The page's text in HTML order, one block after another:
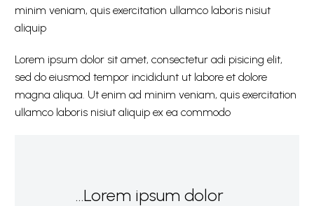
minim veniam, quis exercitation ullamco laboris nisiut
aliquip
Lorem ipsum dolor sit amet, consectetur adi pisicing elit,
sed do eiusmod tempor incididunt ut labore et dolore
magna aliqua. Ut enim ad minim veniam, quis exercitation
ullamco laboris nisiut aliquip ex ea commodo
…Lorem ipsum dolor